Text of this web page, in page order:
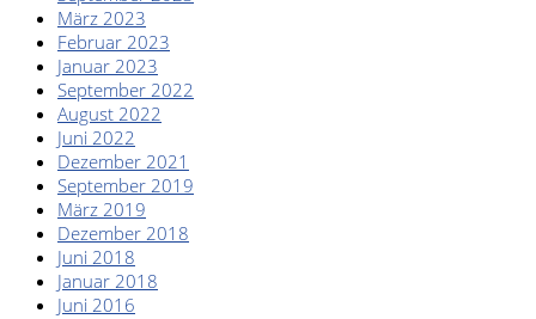
März 2023
Februar 2023
Januar 2023
September 2022
August 2022
Juni 2022
Dezember 2021
September 2019
März 2019
Dezember 2018
Juni 2018
Januar 2018
Juni 2016